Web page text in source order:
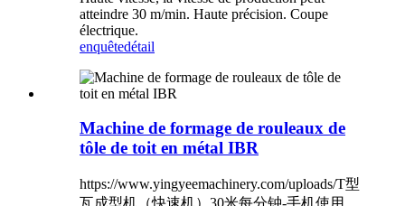
atteindre 30 m/min. Haute précision. Coupe
électrique.
enquêtedétail
Machine de formage de rouleaux de
tôle de toit en métal IBR
https://www.yingyeemachinery.com/uploads/T型